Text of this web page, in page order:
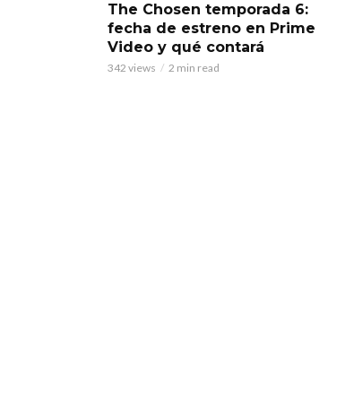
The Chosen temporada 6:
fecha de estreno en Prime
Video y qué contará
342 views 2 min read